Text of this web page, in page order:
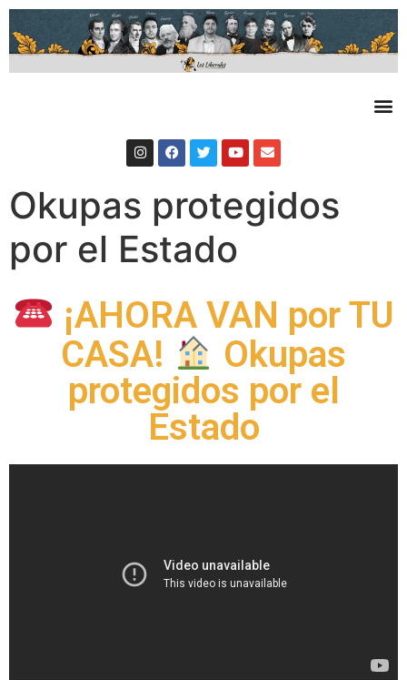
Okupas protegidos
por el Estado
¡AHORA VAN por TU
CASA!
Okupas
protegidos por el
Estado